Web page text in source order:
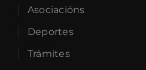
Asociacións
Deportes
Trámites